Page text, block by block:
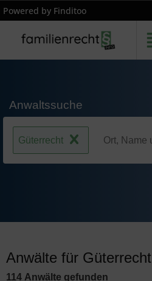
Powered by Finditoo
Anwaltssuche
Güterrecht
Anwälte für Güterrecht
114 Anwälte gefunden